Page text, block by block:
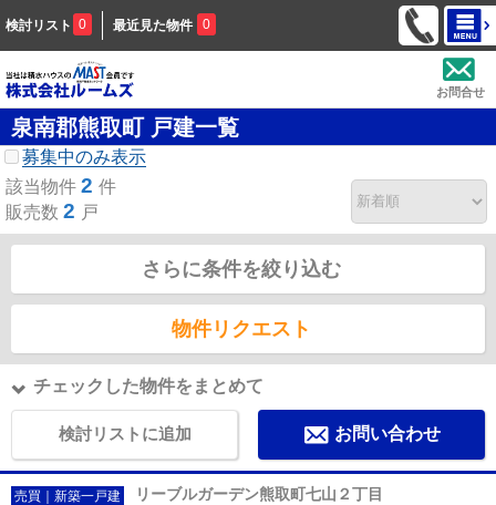
検討リスト 0 最近見た物件 0
お問合せ
泉南郡熊取町 戸建一覧
募集中のみ表示
該当物件 2 件
販売数 2 戸
さらに条件を絞り込む
物件リクエスト
チェックした物件をまとめて
検討リストに追加 お問い合わせ
売買｜新築一戸建 リーブルガーデン熊取町七山２丁目